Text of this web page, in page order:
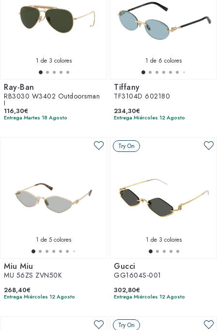
1 de 3 colores
Ray-Ban
RB3030 W3402 Outdoorsman
I
116,30€
Entrega Martes 18 Agosto
1 de 6 colores
Tiffany
TF3104D 602180
234,30€
Entrega Miércoles 12 Agosto
1 de 5 colores
Miu Miu
MU 56ZS ZVN50K
268,40€
Entrega Miércoles 12 Agosto
Try On
1 de 3 colores
Gucci
GG1604S-001
302,80€
Entrega Miércoles 12 Agosto
Try On